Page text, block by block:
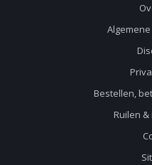
Bestellen,
Ruilen